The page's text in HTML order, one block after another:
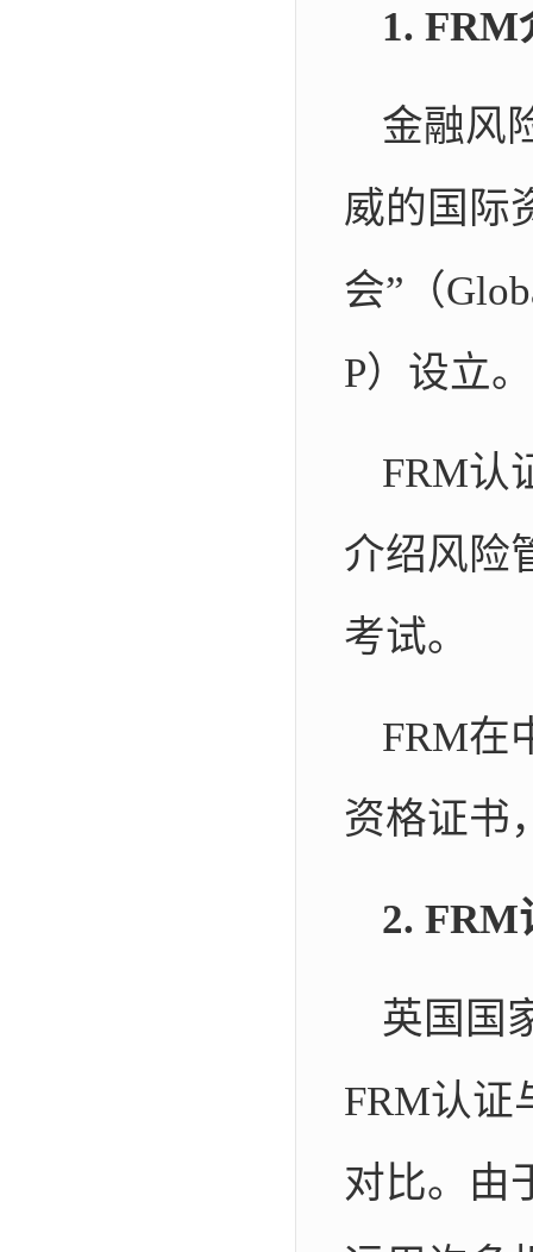
1. FRM
金融风
威的国际
会”（
P）设立。
FRM认
介绍风险
考试。
FRM在
资格证书
2. FRM
英国国
FRM认证
对比。由